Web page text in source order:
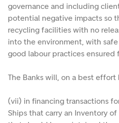
governance and including
potential negative impacts so
recycling facilities with no
into the environment, with
good labour practices ensured
The Banks will, on a best effort
(vii) in financing transactions
Ships that carry an Inventory of